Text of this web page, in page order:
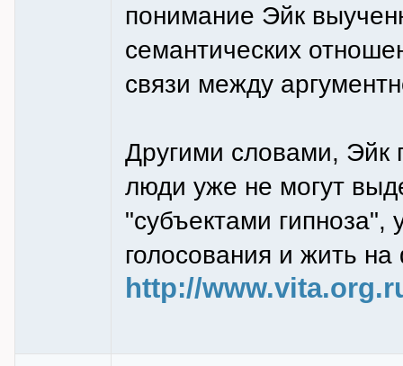
понимание Эйк
семантических
связи между
Другими словами, Эйк
люди уже не могут
"субъектами
голосования и жить
http://